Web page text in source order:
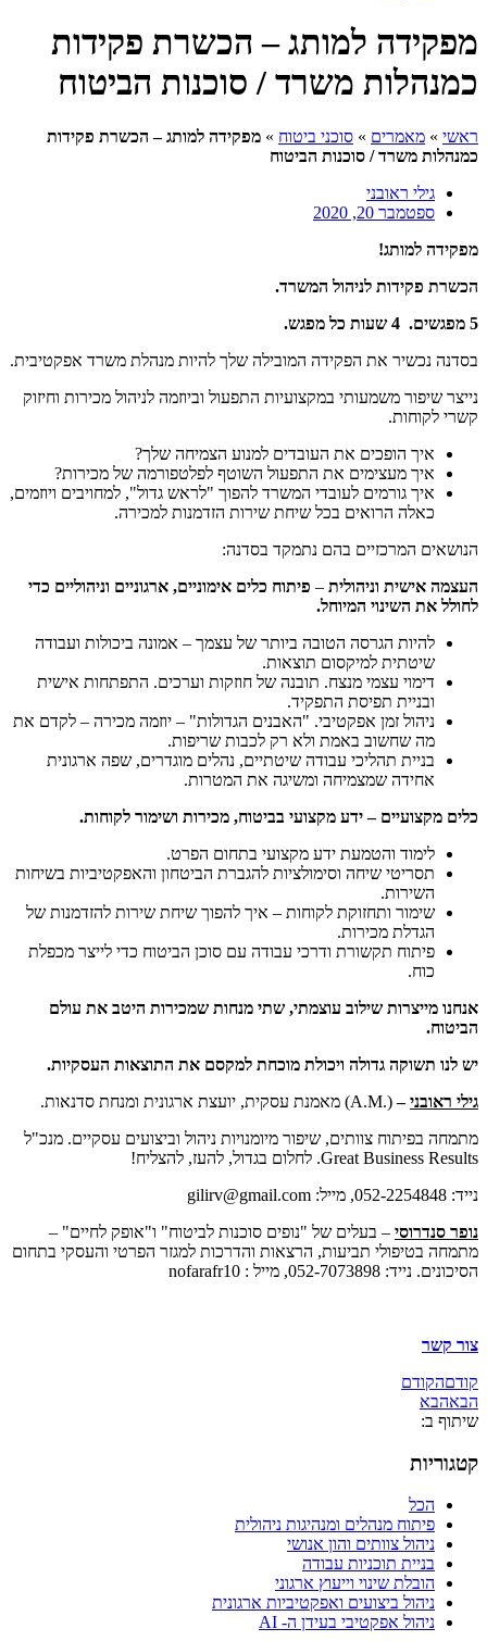
מפקידה למותג – הכשרת פקידות
כמנהלות משרד / סוכנות הביטוח
ראשי » מאמרים » סוכני ביטוח » מפקידה למותג – הכשרת פקידות
כמנהלות משרד / סוכנות הביטוח
גילי ראובני
ספטמבר 20, 2020
מפקידה למותג!
הכשרת פקידות לניהול המשרד.
5 מפגשים. 4 שעות כל מפגש.
בסדנה נכשיר את הפקידה המובילה שלך להיות מנהלת משרד אפקטיבית.
נייצר שיפור משמעותי במקצועיות התפעול וביוזמה לניהול מכירות וחיזוק
קשרי לקוחות.
איך הופכים את העובדים למנוע הצמיחה שלך?
איך מעצימים את התפעול השוטף לפלטפורמה של מכירות?
איך גורמים לעובדי המשרד להפוך "לראש גדול", למחויבים ויוזמים,
כאלה הרואים בכל שיחת שירות הזדמנות למכירה.
הנושאים המרכזיים בהם נתמקד בסדנה:
העצמה אישית וניהולית – פיתוח כלים אימוניים, ארגוניים וניהוליים כדי
לחולל את השינוי המיוחל.
להיות הגרסה הטובה ביותר של עצמך – אמונה ביכולות ועבודה
שיטתית למיקסום תוצאות.
דימוי עצמי מנצח. תובנה של חוזקות וערכים. התפתחות אישית
ובניית תפיסת התפקיד.
ניהול זמן אפקטיבי. "האבנים הגדולות" – יוזמה מכירה – לקדם את
מה שחשוב באמת ולא רק לכבות שריפות.
בניית תהליכי עבודה שיטתיים, נהלים מוגדרים, שפה ארגונית
אחידה שמצמיחה ומשיגה את המטרות.
כלים מקצועיים – ידע מקצועי בביטוח, מכירות ושימור לקוחות.
לימוד והטמעת ידע מקצועי בתחום הפרט.
תסריטי שיחה וסימולציות להגברת הביטחון והאפקטיביות בשיחות
השירות.
שימור ותחזוקת לקוחות – איך להפוך שיחת שירות להזדמנות של
הגדלת מכירות.
פיתוח תקשורת ודרכי עבודה עם סוכן הביטוח כדי לייצר מכפלת
כוח.
אנחנו מייצרות שילוב עוצמתי, שתי מנחות שמכירות היטב את עולם
הביטוח.
יש לנו תשוקה גדולה ויכולת מוכחת למקסם את התוצאות העסקיות.
גילי ראובני–(.A.M) מאמנת עסקית, יועצת ארגונית ומנחת סדנאות.
מתמחה בפיתוח צוותים, שיפור מיומנויות ניהול וביצועים עסקיים. מנכ"ל
Great Business Results. לחלום בגדול, להעז, להצליח!
נייד: 052-2254848, מייל: gilirv@gmail.com
נופר סנדרוסי – בעלים של "נופים סוכנות לביטוח" ו"אופק לחיים" –
מתמחה בטיפולי תביעות, הרצאות והדרכות למגזר הפרטי והעסקי בתחום
הסיכונים. נייד: 052-7073898, מייל : nofarafr10
צור קשר
קודםהקודם
הבאהבא
שיתוף ב:
קטגוריות
הכל
פיתוח מנהלים ומנהיגות ניהולית
ניהול צוותים והון אנושי
בניית תוכניות עבודה
הובלת שינוי וייעוץ ארגוני
ניהול ביצועים ואפקטיביות ארגונית
ניהול אפקטיבי בעידן ה- AI